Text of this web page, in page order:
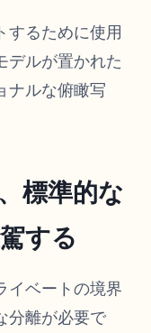
するために使用
デルが置かれた
ナルな俯瞰写
標準的な
する
イベートの境界
分離が必要で